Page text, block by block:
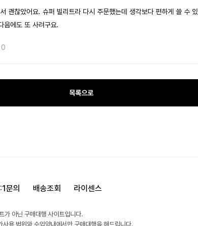
괜찮았어요. 슈퍼 빌리트라 다시 주문했는데 생각보다 편하게 쓸 수 있
음에도 또 사려구요.
0
목록으로
문의 배송조회 라이센스
가 아닌 구매대행 사이트입니다.
용 범위와 수입양내에서만 구매대행을 해드립니다.